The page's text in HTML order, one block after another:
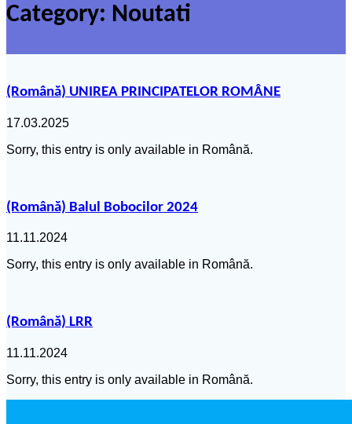
Category: Noutati
(Română) UNIREA PRINCIPATELOR ROMÂNE
17.03.2025
Sorry, this entry is only available in Română.
(Română) Balul Bobocilor 2024
11.11.2024
Sorry, this entry is only available in Română.
(Română) LRR
11.11.2024
Sorry, this entry is only available in Română.